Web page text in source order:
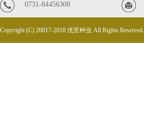
0731-84456308
Copyright (C) 20017-2018 优至种业 All Rights Reserved.